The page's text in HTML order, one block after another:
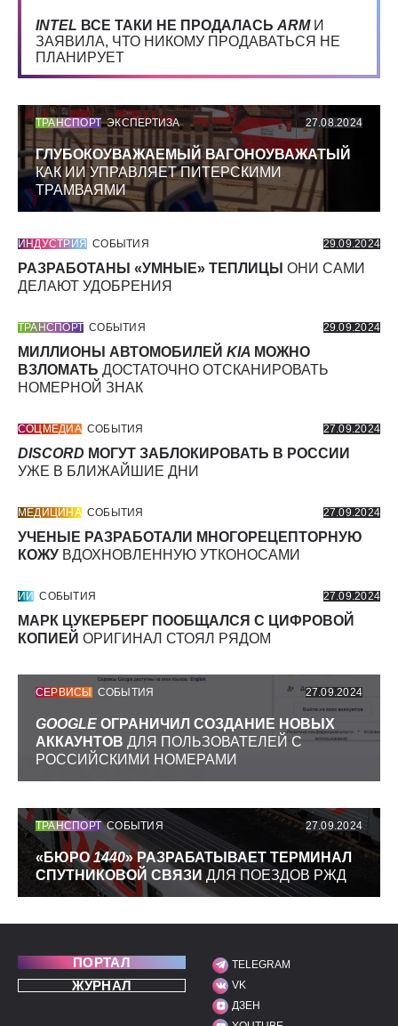
INTEL ВСЕ ТАКИ НЕ ПРОДАЛАСЬ ARMИ
ЗАЯВИЛА, ЧТО НИКОМУ ПРОДАВАТЬСЯ НЕ
ПЛАНИРУЕТ
ТРАНСПОРТ ЭКСПЕРТИЗА 27.08.2024
ГЛУБОКОУВАЖАЕМЫЙ ВАГОНОУВАЖАТЫЙ
КАК ИИ УПРАВЛЯЕТ ПИТЕРСКИМИ
ТРАМВАЯМИ
ИНДУСТРИЯ СОБЫТИЯ 29.09.2024
РАЗРАБОТАНЫ «УМНЫЕ» ТЕПЛИЦЫ ОНИ САМИ
ДЕЛАЮТ УДОБРЕНИЯ
ТРАНСПОРТ СОБЫТИЯ 29.09.2024
МИЛЛИОНЫ АВТОМОБИЛЕЙ KIA МОЖНО
ВЗЛОМАТЬ ДОСТАТОЧНО ОТСКАНИРОВАТЬ
НОМЕРНОЙ ЗНАК
СОЦМЕДИА СОБЫТИЯ 27.09.2024
DISCORD МОГУТ ЗАБЛОКИРОВАТЬ В РОССИИ
УЖЕ В БЛИЖАЙШИЕ ДНИ
МЕДИЦИНА СОБЫТИЯ 27.09.2024
УЧЕНЫЕ РАЗРАБОТАЛИ МНОГОРЕЦЕПТОРНУЮ
КОЖУ ВДОХНОВЛЕННУЮ УТКОНОСАМИ
ИИ СОБЫТИЯ 27.09.2024
МАРК ЦУКЕРБЕРГ ПООБЩАЛСЯ С ЦИФРОВОЙ
КОПИЕЙ ОРИГИНАЛ СТОЯЛ РЯДОМ
СЕРВИСЫ СОБЫТИЯ 27.09.2024
GOOGLE ОГРАНИЧИЛ СОЗДАНИЕ НОВЫХ
АККАУНТОВ ДЛЯ ПОЛЬЗОВАТЕЛЕЙ С
РОССИЙСКИМИ НОМЕРАМИ
ТРАНСПОРТ СОБЫТИЯ 27.09.2024
«БЮРО1440» РАЗРАБАТЫВАЕТ ТЕРМИНАЛ
СПУТНИКОВОЙ СВЯЗИ ДЛЯ ПОЕЗДОВ РЖД
ПОРТАЛ
ЖУРНАЛ
МЫ В СОЦИАЛЬНЫХ
TELEGRAM
VK
ДЗЕН